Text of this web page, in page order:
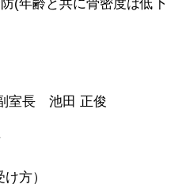
(年齢と共に骨密度は低下
室長 池田 正俊
方）